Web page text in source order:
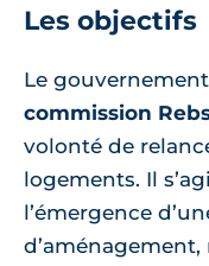
Les objectifs
Le
commission
volonté de
logements. Il
l’émergence